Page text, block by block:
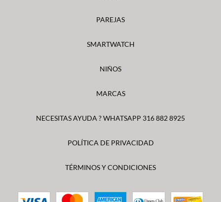
PAREJAS
SMARTWATCH
NIÑOS
MARCAS
NECESITAS AYUDA ? WHATSAPP 316 882 8925
POLÍTICA DE PRIVACIDAD
TÉRMINOS Y CONDICIONES